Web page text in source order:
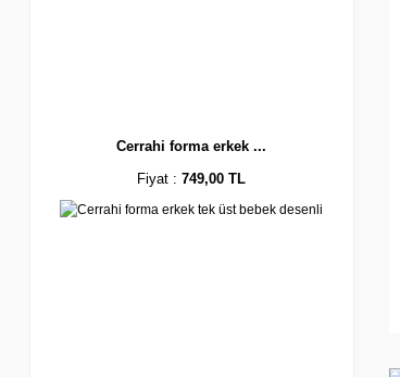
Cerrahi forma erkek ...
Fiyat :749,00 TL